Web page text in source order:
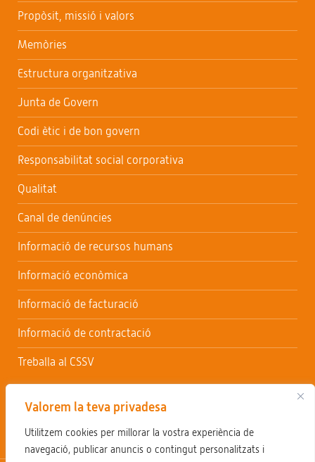
Valorem la teva privadesa
Utilitzem cookies per millorar la vostra experiència de
navegació, publicar anuncis o contingut personalitzats i
Propòsit, missió i valors
Memòries
Estructura organitzativa
Junta de Govern
Codi ètic i de bon govern
Responsabilitat social corporativa
Qualitat
Canal de denúncies
Informació de recursos humans
Informació econòmica
Informació de facturació
Informació de contractació
Treballa al CSSV